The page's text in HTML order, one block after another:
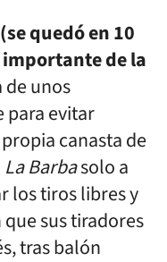
quedó en 10
de la
de unos
para evitar
canasta de
La Barbasolo a
los tiros libres y
sus tiradores
tras balón